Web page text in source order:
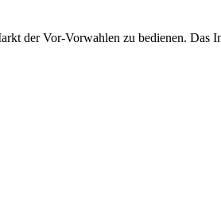
der Vor-Vorwahlen zu bedienen. Das